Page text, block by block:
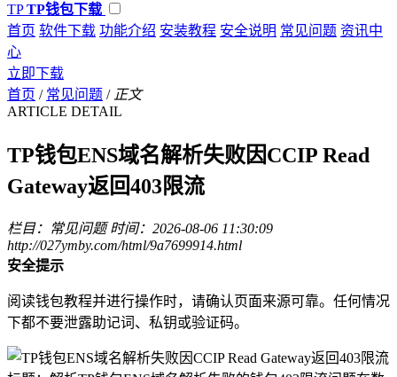
TP TP钱包下载
首页 软件下载 功能介绍 安装教程 安全说明 常见问题 资讯中
心
立即下载
首页 / 常见问题 / 正文
ARTICLE DETAIL
TP钱包ENS域名解析失败因CCIP Read
Gateway返回403限流
栏目：常见问题 时间：2026-08-06 11:30:09
http://027ymby.com/html/9a7699914.html
安全提示
阅读钱包教程并进行操作时，请确认页面来源可靠。任何情况
下都不要泄露助记词、私钥或验证码。